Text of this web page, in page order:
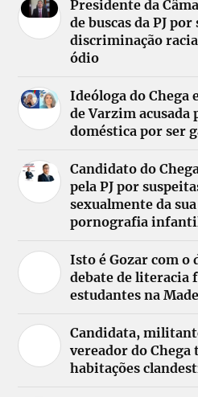
Presidente da
de buscas da PJ
discriminação
ódio
Ideóloga do Chega
de Varzim
doméstica por ser
Candidato do
pela PJ por
sexualmente da
pornografia
Isto é Gozar com o
debate de literacia
estudantes na
Candidata,
vereador do
habitações